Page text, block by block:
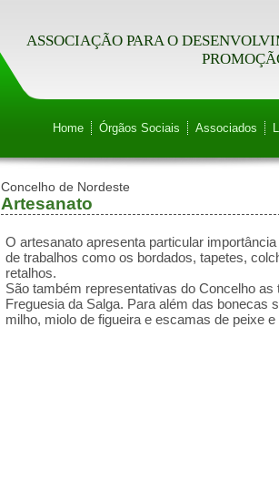
ASSOCIAÇÃO PARA O
Home Órgãos Sociais Associados
Concelho de Nordeste
Artesanato
O artesanato apresenta particular
de trabalhos como os bordados, tapetes,
retalhos.
São também representativas do Concelho
Freguesia da Salga. Para além das bonecas
milho, miolo de figueira e escamas de peixe